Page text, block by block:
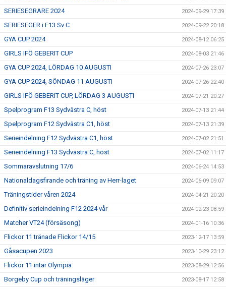
SERIESEGRARE 2024 2024-09-29 17:39
SERIESEGER i F13 Sv C 2024-09-22 20:18
GYA CUP 2024 2024-08-12 06:25
GIRLS IFÖ GEBERIT CUP 2024-08-03 21:46
GYA CUP 2024, LÖRDAG 10 AUGUSTI 2024-07-26 23:07
GYA CUP 2024, SÖNDAG 11 AUGUSTI 2024-07-26 22:40
GIRLS IFÖ GEBERIT CUP, LÖRDAG 3 AUGUSTI 2024-07-21 20:27
Spelprogram F13 Sydvästra C, höst 2024-07-13 21:44
Spelprogram F12 Sydvästra C1, höst 2024-07-13 21:39
Serieindelning F12 Sydvästra C1, höst 2024-07-02 21:51
Serieindelning F13 Sydvästra C, höst 2024-07-02 11:17
Sommaravslutning 17/6 2024-06-24 14:53
Nationaldagsfirande och träning av Herr-laget 2024-06-09 09:07
Träningstider våren 2024 2024-04-21 20:20
Definitiv serieindelning F12 2024 vår 2024-02-23 08:59
Matcher VT24 (försäsong) 2024-01-16 10:36
Flickor 11 tränade Flickor 14/15 2023-12-17 13:59
Gåsacupen 2023 2023-10-29 23:12
Flickor 11 intar Olympia 2023-08-29 12:56
Borgeby Cup och träningsläger 2023-08-17 12:58